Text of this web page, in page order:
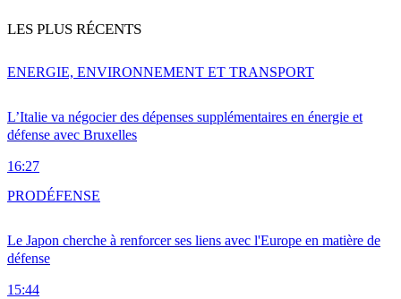
LES PLUS RÉCENTS
L’Italie va négocier des dépenses supplémentaires en énergie et
défense avec Bruxelles
16:27
ENERGIE, ENVIRONNEMENT ET TRANSPORT
Le Japon cherche à renforcer ses liens avec l'Europe en matière de
défense
15:44
PRODÉFENSE